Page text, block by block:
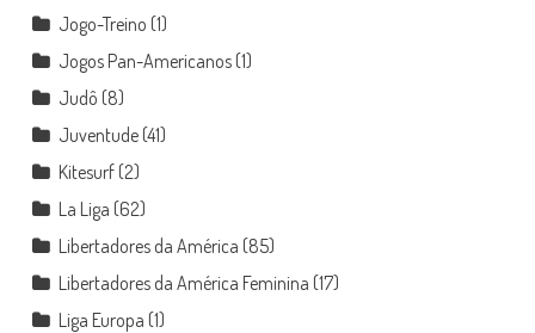
Jogo-Treino (1)
Jogos Pan-Americanos(1)
Judô (8)
Juventude(41)
Kitesurf(2)
La Liga (62)
Libertadores da América (85)
Libertadores da América Feminina (17)
Liga Europa (1)